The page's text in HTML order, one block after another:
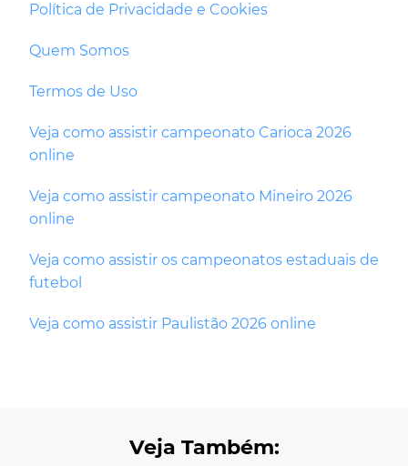
Política de Privacidade e Cookies
Quem Somos
Termos de Uso
Veja como assistir campeonato Carioca 2026
online
Veja como assistir campeonato Mineiro 2026
online
Veja como assistir os campeonatos estaduais de
futebol
Veja como assistir Paulistão 2026 online
Veja Também: